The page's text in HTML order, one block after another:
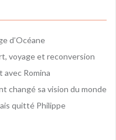
d’Océane
voyage et reconversion
avec Romina
changé sa vision du monde
quitté Philippe